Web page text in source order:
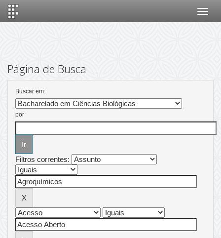
Página de Busca
Buscar em:
por
Filtros correntes: